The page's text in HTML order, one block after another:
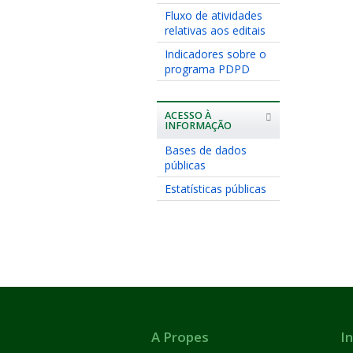
Fluxo de atividades
relativas aos editais
Indicadores sobre o
programa PDPD
ACESSO À
INFORMAÇÃO
Bases de dados
públicas
Estatísticas públicas
A Propes